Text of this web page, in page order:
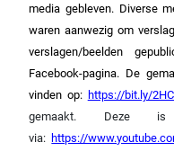
media gebleven. Diverse
waren aanwezig om
verslagen/beelden
Facebook-pagina. De
vinden op: https://bit.ly/
gemaakt. Deze
via: https://